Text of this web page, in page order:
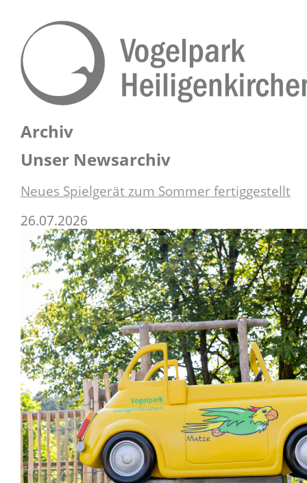
Archiv
Unser Newsarchiv
Neues Spielgerät zum Sommer fertiggestellt
26.07.2026